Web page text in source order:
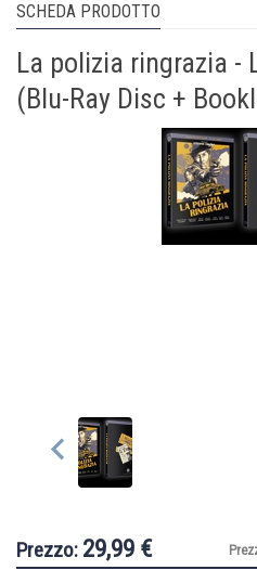
SCHEDA PRODOTTO
La polizia ringrazia -
(Blu-Ray Disc +
Prezzo: 29,99 €